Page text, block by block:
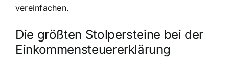
vereinfachen.
Die größten Stolpersteine bei der
Einkommensteuererklärung